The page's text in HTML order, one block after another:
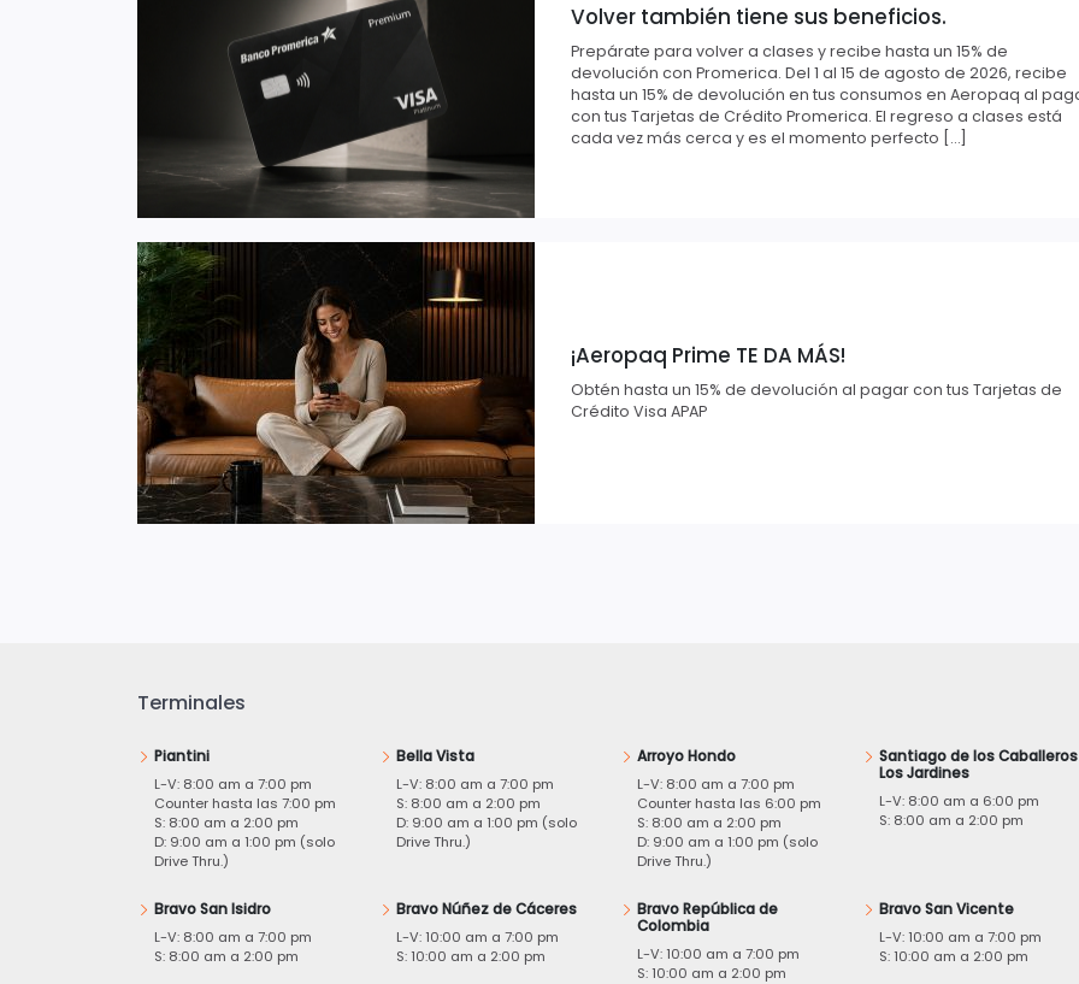
Volver también tiene sus beneficios.
Prepárate para volver a clases y recibe hasta un 15% de
devolución con Promerica. Del 1 al 15 de agosto de 2026, recibe
hasta un 15% de devolución en tus consumos en Aeropaq al
con tus Tarjetas de Crédito Promerica. El regreso a clases está
cada vez más cerca y es el momento perfecto […]
¡Aeropaq Prime TE DA MÁS!
Obtén hasta un 15% de devolución al pagar con tus Tarjetas de
Crédito Visa APAP
Terminales
Piantini
L-V: 8:00 am a 7:00 pm
Counter hasta las 7:00 pm
S: 8:00 am a 2:00 pm
D: 9:00 am a 1:00 pm (solo
Drive Thru.)
Bella Vista
L-V: 8:00 am a 7:00 pm
S: 8:00 am a 2:00 pm
D: 9:00 am a 1:00 pm (solo
Drive Thru.)
Arroyo Hondo
L-V: 8:00 am a 7:00 pm
Counter hasta las 6:00 pm
S: 8:00 am a 2:00 pm
D: 9:00 am a 1:00 pm (solo
Drive Thru.)
Santiago de los
Los Jardines
L-V: 8:00 am a 6:00 pm
S: 8:00 am a 2:00 pm
Bravo San Isidro
L-V: 8:00 am a 7:00 pm
S: 8:00 am a 2:00 pm
Bravo Núñez de Cáceres
L-V: 10:00 am a 7:00 pm
S: 10:00 am a 2:00 pm
Bravo República de
Colombia
L-V: 10:00 am a 7:00 pm
S: 10:00 am a 2:00 pm
Bravo San Vicente
L-V: 10:00 am a 7:00 pm
S: 10:00 am a 2:00 pm